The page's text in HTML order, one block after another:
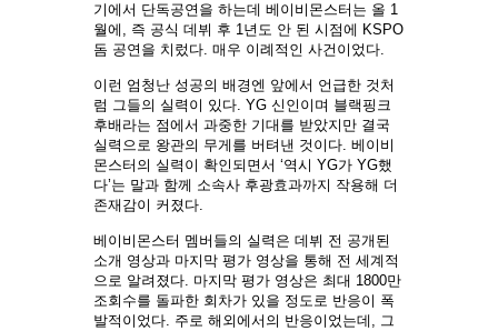
기에서 단독공연을 하는데 베이비몬스터는 올 1
월에, 즉 공식 데뷔 후 1년도 안 된 시점에 KSPO
돔 공연을 치렀다. 매우 이례적인 사건이었다.
이런 엄청난 성공의 배경엔 앞에서 언급한 것처
럼 그들의 실력이 있다. YG 신인이며 블랙핑크
후배라는 점에서 과중한 기대를 받았지만 결국
실력으로 왕관의 무게를 버텨낸 것이다. 베이비
몬스터의 실력이 확인되면서 ‘역시 YG가 YG했
다’는 말과 함께 소속사 후광효과까지 작용해 더
존재감이 커졌다.
베이비몬스터 멤버들의 실력은 데뷔 전 공개된
소개 영상과 마지막 평가 영상을 통해 전 세계적
으로 알려졌다. 마지막 평가 영상은 최대 1800만
조회수를 돌파한 회차가 있을 정도로 반응이 폭
발적이었다. 주로 해외에서의 반응이었는데, 그